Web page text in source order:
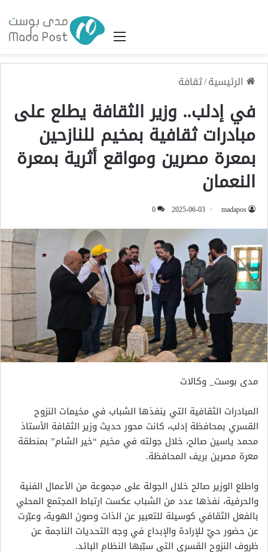
القائمة
الرئيسية/ثقافة
في إدلب.. وزير الثقافة يطلع على
مبادرات ثقافية بمخيم للنازحين
بمعرة مصرين ومواقع أثرية بمعرة
النعمان
madapos
2025-06-03
0
مدى بوست_ وكالات
المبادرات الثقافية التي ينفذها الشباب في مخيمات النزوح
القسري بمحافظة إدلب، كانت محور حديث وزير الثقافة الأستاذ
محمد ياسين صالح، خلال جولته في مخيم “خير الشام” بمنطقة
معرة مصرين بريف المحافظة.
واطلع الوزير صالح خلال الجولة على مجموعة من الأعمال الفنية
والحرفية، نفذها عدد من الشباب عكست ارتباط المجتمع المحلي
بالفعل الثقافي كوسيلة للتعبير عن الذات وصون الهوية، وعبّرت
عن حضور حيّ للإرادة والإبداع في وجه التحديات الناجمة عن
ظروف النزوح القسري التي سبّبها النظام البائد.